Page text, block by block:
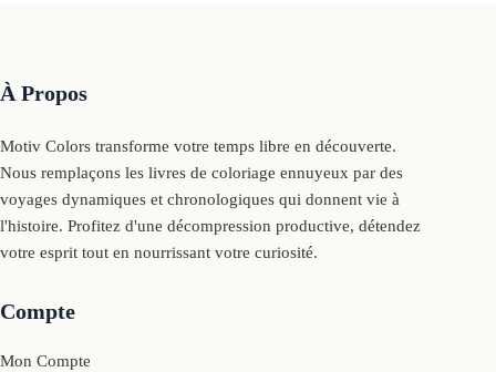
À Propos
Motiv Colors transforme votre temps libre en découverte.
Nous remplaçons les livres de coloriage ennuyeux par des
voyages dynamiques et chronologiques qui donnent vie à
l'histoire. Profitez d'une décompression productive, détendez
votre esprit tout en nourrissant votre curiosité.
Compte
Mon Compte